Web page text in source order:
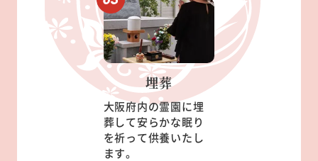
埋葬
大阪府内の霊園に埋
葬して安らかな眠り
を祈って供養いたし
ます。